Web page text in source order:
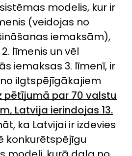
modelis, kur ir
(veidojas no
iemaksām),
līmenis un vēl
iemaksas 3. līmenī, ir
ilgtspējīgākajiem
pētījumā par 70 valstu
Latvija ierindojas 13.
ka Latvijai ir izdevies
konkurētspējīgu